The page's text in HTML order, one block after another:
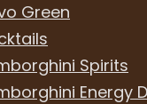
Green
Spirits
Energy